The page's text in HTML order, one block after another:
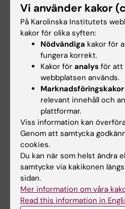
Anne Kierkegaard
Iréne Seth
Pelle Törnberg
Sabina Sjölander
Sophie Dow
Stephanie Arnhög
Hans-Jacob Bonnier
Lisa Halvorsen
Hade du nytta av
Yes
No
Vi använder kakor
På Karolinska Institutets
kakor för olika syften:
Nödvändiga kakor för
fungera korrekt.
Kakor för analys för att
webbplatsen används.
Marknadsföringskakor
relevant innehåll och
plattformar.
Viss information kan
Genom att samtycka
cookies.
Du kan när som helst ändra
samtycke via kakikonen
sidan.
Mer information om våra
Read this information in